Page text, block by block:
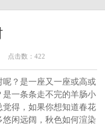
点击数： 422
？是一座又一座或高或
一条条走不完的羊肠小
得，如果你想知道春花
闲远阔，秋色如何渲染